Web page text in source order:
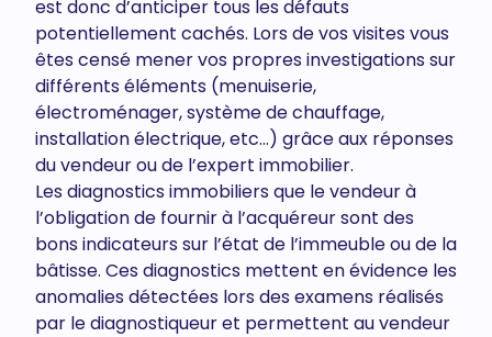
est donc d’anticiper tous les défauts
potentiellement cachés. Lors de vos visites vous
êtes censé mener vos propres investigations sur
différents éléments (menuiserie,
électroménager, système de chauffage,
installation électrique, etc…) grâce aux réponses
du vendeur ou de l’expert immobilier.
Les diagnostics immobiliers que le vendeur à
l’obligation de fournir à l’acquéreur sont des
bons indicateurs sur l’état de l’immeuble ou de la
bâtisse. Ces diagnostics mettent en évidence les
anomalies détectées lors des examens réalisés
par le diagnostiqueur et permettent au vendeur